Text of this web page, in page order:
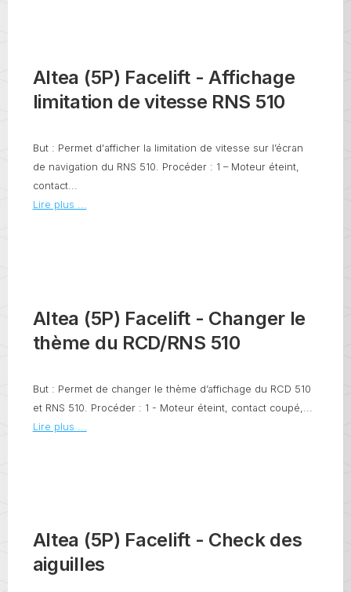
Altea (5P) Facelift - Affichage
limitation de vitesse RNS 510
But : Permet d'afficher la limitation de vitesse sur l’écran
de navigation du RNS 510. Procéder : 1 – Moteur éteint,
contact...
Lire plus ...
Altea (5P) Facelift - Changer le
thème du RCD/RNS 510
But : Permet de changer le thème d’affichage du RCD 510
et RNS 510. Procéder : 1 - Moteur éteint, contact coupé,...
Lire plus ...
Altea (5P) Facelift - Check des
aiguilles